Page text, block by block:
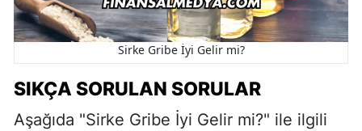
Sirke Gribe İyi Gelir mi?
SIKÇA SORULAN SORULAR
Aşağıda "Sirke Gribe İyi Gelir mi?" ile ilgili